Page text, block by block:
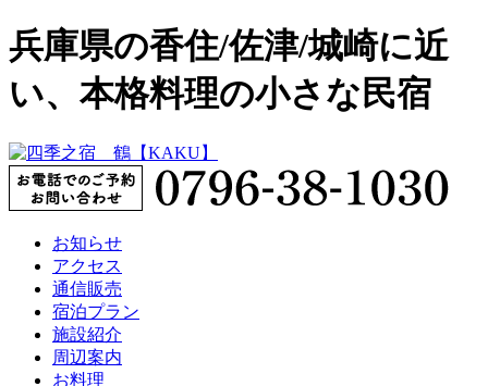
兵庫県の香住/佐津/城崎に近
い、本格料理の小さな民宿
お知らせ
アクセス
通信販売
宿泊プラン
施設紹介
周辺案内
お料理